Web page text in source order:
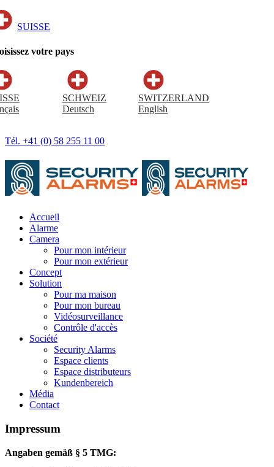
SUISSE
votre pays
SCHWEIZ
Deutsch
SWITZERLAND
English
Tél. +41 (0) 58 255 11 00
Accueil
Alarme
Camera
Pour mon intérieur
Pour mon extérieur
Concept
Solution
Pour ma maison
Pour mon bureau
Vidéosurveillance
Contrôle d'accès
Société
Security Alarms
Espace clients
Espace distributeurs
Kundenbereich
Média
Contact
Impressum
Angaben gemäß § 5 TMG: